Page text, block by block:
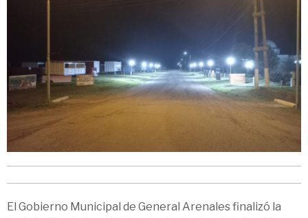
El Gobierno Municipal de General Arenales finalizó la